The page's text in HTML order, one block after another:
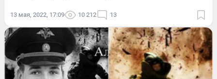
13 мая, 2022, 17:09 10 212 13